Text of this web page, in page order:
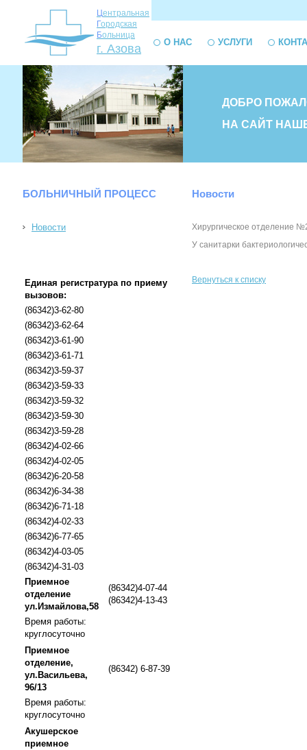
Центральная
Городская
Больница
г. Азова О НАС УСЛУГИ
ДОБРО
НА САЙТ
БОЛЬНИЧНЫЙ ПРОЦЕСС
Новости
Единая регистратура по приему
вызовов:
(86342)3-62-80
(86342)3-62-64
(86342)3-61-90
(86342)3-61-71
(86342)3-59-37
(86342)3-59-33
(86342)3-59-32
(86342)3-59-30
(86342)3-59-28
(86342)4-02-66
(86342)4-02-05
(86342)6-20-58
(86342)6-34-38
(86342)6-71-18
(86342)4-02-33
(86342)6-77-65
(86342)4-03-05
(86342)4-31-03
Приемное
отделение
ул.Измайлова,58
(86342)4-07-44
(86342)4-13-43
Время работы:
круглосуточно
Приемное
отделение,
ул.Васильева,
96/13
(86342) 6-87-39
Время работы:
круглосуточно
Акушерское
приемное
Новости
Хирургическое отделение
У санитарки
Вернуться к списку